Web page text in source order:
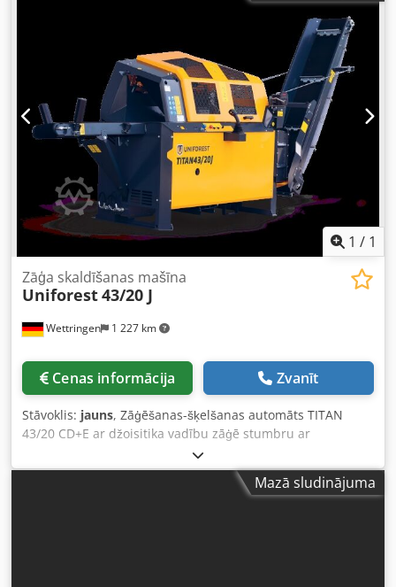
1 / 1
Wettringen 1 227 km
Zāģa skaldīšanas mašīna
Uniforest43/20 J
Cenas informācija Zvanīt
Stāvoklis: jauns, Zāģēšanas-šķelšanas automāts TITAN
43/20 CD+E ar džoisitika vadību zāģē stumbru ar
maksimālo diametru ø 43 cm ar harvesteru zāģa sliedi un
šķeļ ar 20 tonnu spiedes spēku. Kombinēta iekārta
(elektriskā un kardānpiedziņas pieslēgšana). Demonstrācija
Mazā sludinājuma